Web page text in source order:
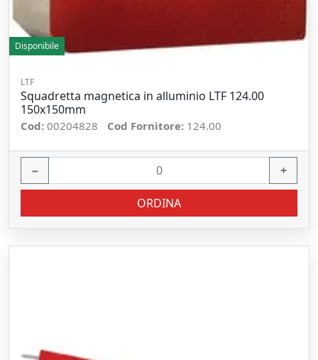
Disponibile
LTF
Squadretta magnetica in alluminio LTF 124.00
150x150mm
Cod: 00204828 Cod Fornitore: 124.00
− +
ORDINA